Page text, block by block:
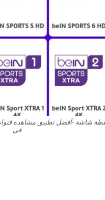
شاشة -أفضل تطبيق مشاهدة
في